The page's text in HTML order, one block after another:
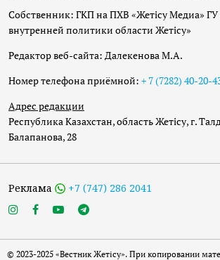
Собственник: ГКП на ПХВ «Жетісу Медиа»
внутренней политики области Жетісу»
Редактор веб-сайта: Далекенова М.А.
Номер телефона приёмной: + 7 (7282) 40-20-
Адрес редакции
Республика Казахстан, область Жетісу, г.
Балапанова, 28
Реклама +7 (747) 286 2041
© 2023-2025 «Вестник Жетісу». При копировании